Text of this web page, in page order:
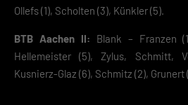
Ollefs (1), Scholten (3), Künkler (5).
BTB Aachen II: Blank – Franzen
Hellemeister (5), Zylus, Schmitt,
Kusnierz-Glaz (6), Schmitz (2), Grunert